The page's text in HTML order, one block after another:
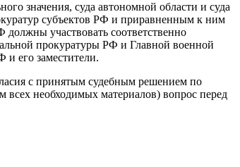
значения, суда автономной области и суда
субъектов РФ и приравненным к ним
участвовать соответственно
прокуратуры РФ и Главной военной
его заместители.
с принятым судебным решением по
необходимых материалов) вопрос перед